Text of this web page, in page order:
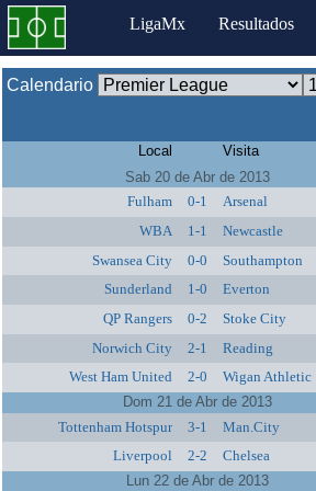
LigaMx Resultados
Calendario
Local Visita
Sab 20 de Abr de 2013
Fulham
0-1 Arsenal
WBA
1-1 Newcastle
Swansea City
0-0 Southampton
Sunderland
1-0 Everton
QP Rangers
0-2 Stoke City
Norwich City
2-1 Reading
West Ham United
2-0 Wigan Athletic
Dom 21 de Abr de 2013
Tottenham Hotspur
3-1 Man.City
Liverpool
2-2 Chelsea
Lun 22 de Abr de 2013